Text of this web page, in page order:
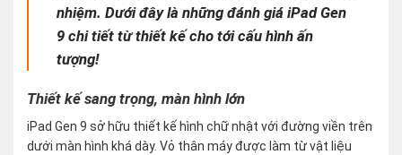
nhiệm. Dưới đây là những đánh giá iPad Gen
9 chi tiết từ thiết kế cho tới cấu hình ấn
tượng!
Thiết kế sang trọng, màn hình lớn
iPad Gen 9 sở hữu thiết kế hình chữ nhật với đường viền trên
dưới màn hình khá dày. Vỏ thân máy được làm từ vật liệu